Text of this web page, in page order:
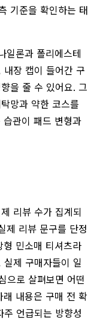
기준을 확인하는 태
일론과 폴리에스테
장 캡이 들어간 구
을 줄 수 있어요. 그
망과 약한 코스를
관이 패드 변형과
리뷰 수가 집계되
제 리뷰 문구를 단정
민소매 티셔츠라
제 구매자들이 일
으로 살펴보면 어떤
래 내용은 구매 전 확
언급되는 방향성